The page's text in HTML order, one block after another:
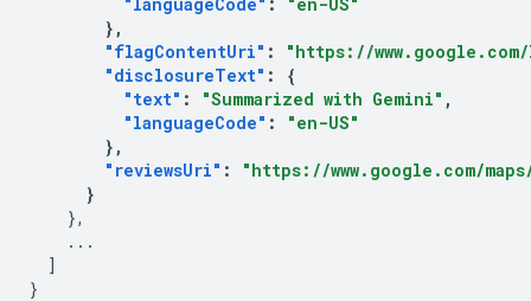
},
"flagContentUri" :
"https://www.google.com/
"disclosureText" :
{
"text" : "Summarized with Gemini" ,
"languageCode" :
"en-US"
},
"reviewsUri" :
"https://www.google.com/maps/
}
},
...
]
}